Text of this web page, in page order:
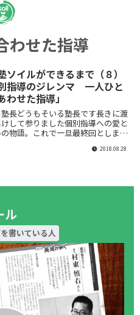
わせた指導
ソイルができるまで（８）
別指導のジレンマ 一人ひと
わせた指導」
長どうもそいる塾長です長きに渡
して参りました個別指導への愛と
物語。これで一旦最終回としま
別をやっている側の誰もが感じるも
2018.08.28
ル
書いている人